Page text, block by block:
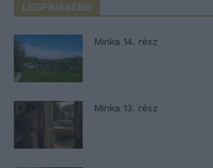
LEGFRISSEBB
Minka 14. rész
Minka 13. rész